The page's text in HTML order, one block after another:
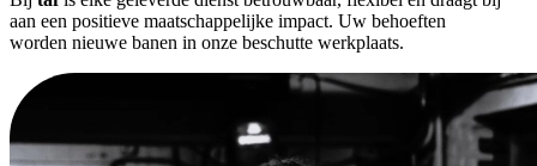
aan een positieve maatschappelijke impact. Uw behoeften
worden nieuwe banen in onze beschutte werkplaats.